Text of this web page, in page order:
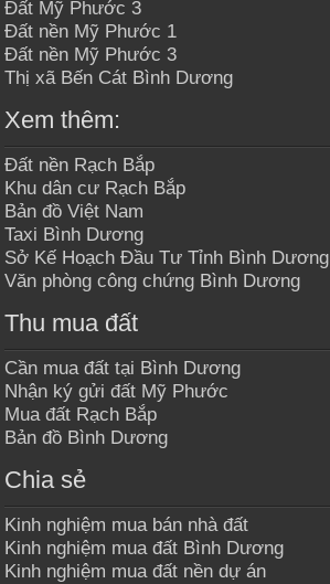
Đất Mỹ Phước 3
Đất nền Mỹ Phước 1
Đất nền Mỹ Phước 3
Thị xã Bến Cát Bình Dương
Xem thêm:
Đất nền Rạch Bắp
Khu dân cư Rạch Bắp
Bản đồ Việt Nam
Taxi Bình Dương
Sở Kế Hoạch Đầu Tư Tỉnh Bình Dương
Văn phòng công chứng Bình Dương
Thu mua đất
Cần mua đất tại Bình Dương
Nhận ký gửi đất Mỹ Phước
Mua đất Rạch Bắp
Bản đồ Bình Dương
Chia sẻ
Kinh nghiệm mua bán nhà đất
Kinh nghiệm mua đất Bình Dương
Kinh nghiệm mua đất nền dự án